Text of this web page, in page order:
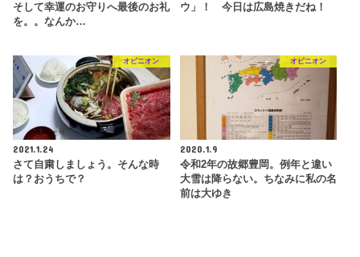
そして幸運のお守りへ最後のお礼
を。。なんか…
ウ」！ 今日は広島焼きだね！
オピニオン
2021.1.24
さて自粛しましょう。そんな時
は？おうちで？
オピニオン
2020.1.9
令和2年の故郷豊岡。例年と違い
大雪は降らない。ちなみに私の名
前は大ゆき